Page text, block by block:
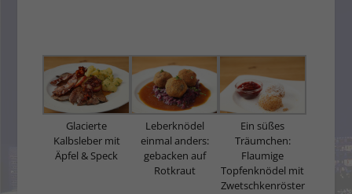
Glacierte
Kalbsleber mit
Äpfel & Speck
Leberknödel
einmal anders:
gebacken auf
Rotkraut
Ein süßes
Träumchen:
Flaumige
Topfenknödel mit
Zwetschkenröster